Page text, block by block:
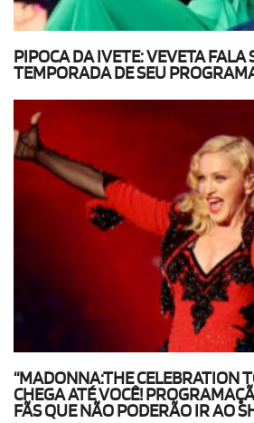
PIPOCA DA IVETE: VEVETA FALA
TEMPORADA DE SEU
“MADONNA:THE CELEBRATION
CHEGA ATÉ VOCÊ!
FÃS QUE NÃO PODERÃO IR AO